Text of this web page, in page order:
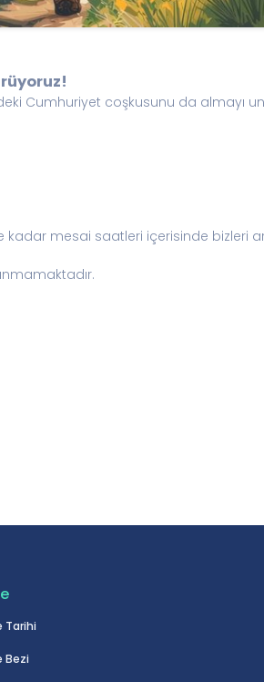
Cumhuriyet coşkusunu da almayı
kadar mesai saatleri içerisinde bizleri
Tarihi
Bezi